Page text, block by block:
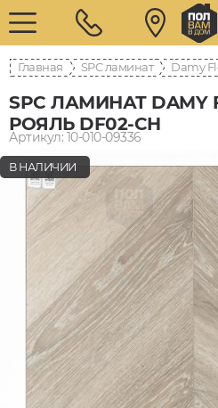
Главная SPC ламинат Damy
SPC ЛАМИНАТ DAMY
РОЯЛЬ DF02-CH
Артикул: 10-010-09336
В НАЛИЧИИ